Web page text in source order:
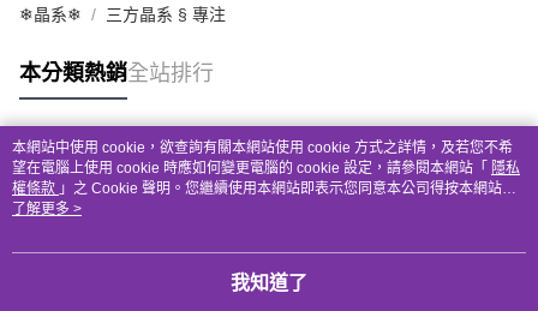
❄晶系❄ 三方晶系 § 專注
本分類熱銷全站排行
熱門標籤
本網站中使用 cookie，欲查詢有關本網站使用 cookie 方式之詳情，及若您不希
望在電腦上使用 cookie 時應如何變更電腦的 cookie 設定，請參閱本網站「 隱私
權條款 」之 Cookie 聲明。您繼續使用本網站即表示您同意本公司得按本網站使
用條款之 Cookie 聲明使用 cookie。
了解更多 >
我知道了